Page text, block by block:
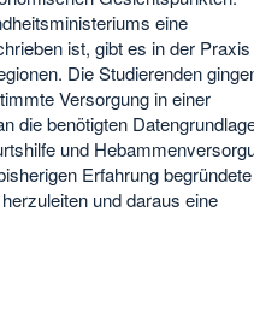
eine
ist, gibt es in der Praxis
Die Studierenden
Versorgung in einer
die benötigten
und
Erfahrung begründete
und daraus eine